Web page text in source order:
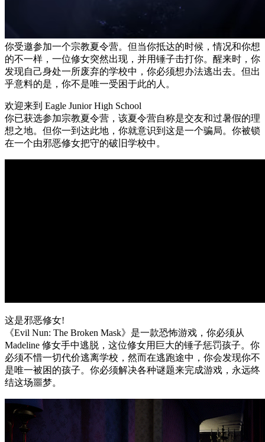
你受邀参加一个宗教夏令营。但当你抵达的时候，情况和你想
的不一样，一位修女突然出现，并用锤子击打你。醒来时，你
发现自己身处一所废弃的学校中，你必须想办法逃出去。但出
乎意料的是，你不是唯一受困于此的人。
欢迎来到 Eagle Junior High School
你已获选参加宗教夏令营，该夏令营自称是交友和过暑假的理
想之地。但你一到达此地，你就意识到这是一个骗局。你被锁
在一个由邪恶修女把守的破旧学校中。
这是邪恶修女!
《Evil Nun: The Broken Mask》是一款恐怖游戏，你必须从
Madeline 修女手中逃脱，这位修女用巨大的锤子惩罚孩子。你
必须不惜一切代价逃离学校，然而在逃跑途中，你会发现你不
是唯一被困的孩子。你必须解决各种谜题来完成游戏，永远终
结这场噩梦。